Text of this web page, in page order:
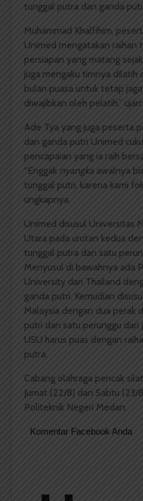
tunggal putra dan ganda
Muhammad Khalfihim,
Unimed mengatakan raihan
persiapan yang matang
juga mengaku timnya dilatih
bulan puasa untuk tetap
diwajibkan oleh pelatih,”
Ade Tya yang juga peserta
dan ganda putri Unimed
pencapaian yang ia raih
“Enggak nyangka awalnya
tunggal putri, karena kami
ungkapnya.
Unimed disusul Universitas
Utara pada urutan kedua
tunggal putra dan satu
Menyusul di bawahnya ada
University dari Thailand
ganda putri. Kemudian
Malaysia dengan dua perak
putri dan satu perunggu
USU harus puas dengan
putra.
Cabang olahraga pencak
Jumat (22/8) dan Sabtu (23/
Politeknik Negeri Medan.
Komentar Facebook Anda